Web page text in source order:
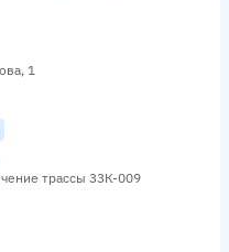
1
трассы 33К-009